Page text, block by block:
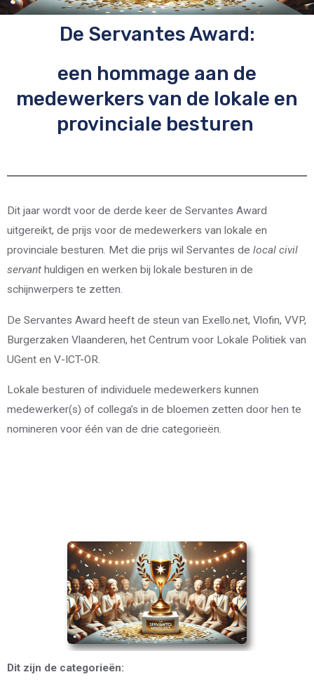
De Servantes Award:
een hommage aan de
medewerkers van de lokale en
provinciale besturen
Dit jaar wordt voor de derde keer de Servantes Award
uitgereikt, de prijs voor de medewerkers van lokale en
provinciale besturen. Met die prijs wil Servantes de local civil
servant huldigen en werken bij lokale besturen in de
schijnwerpers te zetten.
De Servantes Award heeft de steun van Exello.net, Vlofin, VVP,
Burgerzaken Vlaanderen, het Centrum voor Lokale Politiek van
UGent en V-ICT-OR.
Lokale besturen of individuele medewerkers kunnen
medewerker(s) of collega’s in de bloemen zetten door hen te
nomineren voor één van de drie categorieën.
Dit zijn de categorieën: